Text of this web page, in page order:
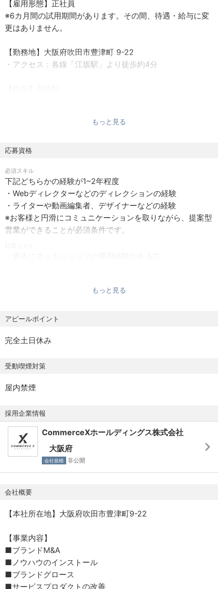
将来的に経営者として独立することも、フリーランスとし
て自由な働き方を実現することも容易にできるようになる
と思います。圧倒的に成長したい、市場価値を高めたいと
◾️業務詳細
・社内外関係者との実務レベルでの調整・連携
CommerceXホールディングス株式会社は、クラウド基幹
システムRECORE」を軸に、EC／デジタルマーケティング
支援、ブランド運営までを一貫して手掛ける次世代のコマ
ース企業です。
グループ企業には、ECコンサルティングを担う「株式会社
そばに」、システム開発を行う 「株式会社RECORE」、レ
買い手も売り手も“心地よさ”を感じる商流を目指し、変化の
激しい小売・リユース・ブランド業界において“次の時代の
コマースの当たり前をつくる”というビジョンを掲げ、M&A
多様な事業展開を通じて、グループ全体で社会的価値の創
出と持続的な成長を実現していきます。
◾️テクノロジー×マーケティング×ブランドの統合支援
同社は、グループ内でテクノロジー基盤（RECORE）を中
核に据えつつ、EC／DX支援、ブランド運営を融合させるこ
とで、小売・リユース・ブランド領域での新たな商流「ニ
◾️クラウド基幹システム「RECORE」の提供
オムニチャネル運営を可能とするクラウド型基幹システム
◾️M&Aおよびブランドグロース戦略
ブランド運営会社やシステム・コンサルティング会社をグ
ループ化し、経営資源を一元化することで、スケーラブル
【雇用形態】正社員
※6カ月間の試用期間があります。その間、待遇・給与に変
更はありません。
【勤務地】大阪府吹田市豊津町 9-22
・アクセス：各線「江坂駅」より徒歩約4分
※給与には、みなし残業代（月30時間分）を含み、超過分
・昇給：あり（定期昇給＋自己申告制）
【勤務時間】9:00～18:00（1時間休憩）
【休日・休暇】年間123日
・内訳：完全週休二日制、土日、祝日
・その他（GW/夏期/年末年始/慶弔/リフレッシュ休暇）
■Go Home支援制度
【加入保険】
もっと見る
応募資格
必須スキル
下記どちらかの経験が1~2年程度
・Webディレクターなどのディレクションの経験
・ライターや動画編集者、デザイナーなどの経験
※お客様と円滑にコミュニケーションを取りながら、提案型
営業ができることが必須条件です。
・コミュニケーションチームで協力しながら業務を進めら
れる方
・業務範囲が広いので変化の多い環境を楽しめる方
もっと見る
アピールポイント
完全土日休み
受動喫煙対策
屋内禁煙
採用企業情報
CommerceXホールディングス株式会社
大阪府
会社規模 非公開
会社概要
【本社所在地】大阪府吹田市豊津町9-22
【事業内容】
■ブランドM&A
■ノウハウのインストール
■ブランドグロース
■サービスプロダクトの改善